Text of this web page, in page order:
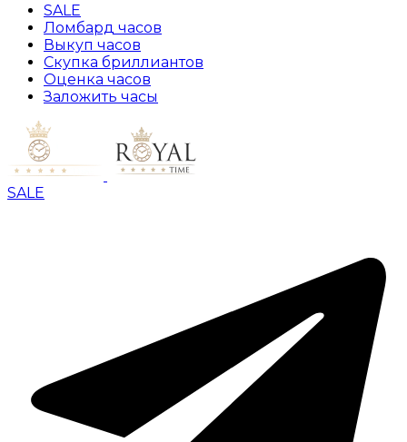
SALE
Ломбард часов
Выкуп часов
Скупка бриллиантов
Оценка часов
Заложить часы
SALE